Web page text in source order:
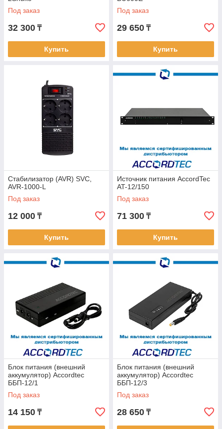
Под заказ
32 300 ₸
Купить
Под заказ
29 650 ₸
Купить
Стабилизатор (AVR) SVC,
AVR-1000-L
Под заказ
12 000 ₸
Купить
Источник питания AccordTec
AT-12/150
Под заказ
71 300 ₸
Купить
Блок питания (внешний
аккумулятор) Accordtec
ББП-12/1
Под заказ
14 150 ₸
Блок питания (внешний
аккумулятор) Accordtec
ББП-12/3
Под заказ
28 650 ₸